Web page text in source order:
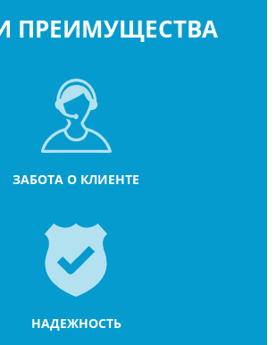
ПРЕИМУЩЕСТВА
ЗАБОТА О КЛИЕНТЕ
НАДЕЖНОСТЬ